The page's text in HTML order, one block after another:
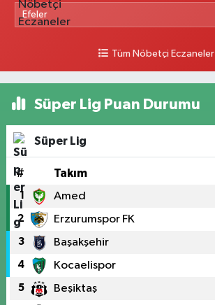
Tüm Nöbetçi Eczaneler
Süper Lig Puan Durumu
Süper Lig
# Takım
1 Amed
2 Erzurumspor FK
3 Başakşehir
4 Kocaelispor
5 Beşiktaş